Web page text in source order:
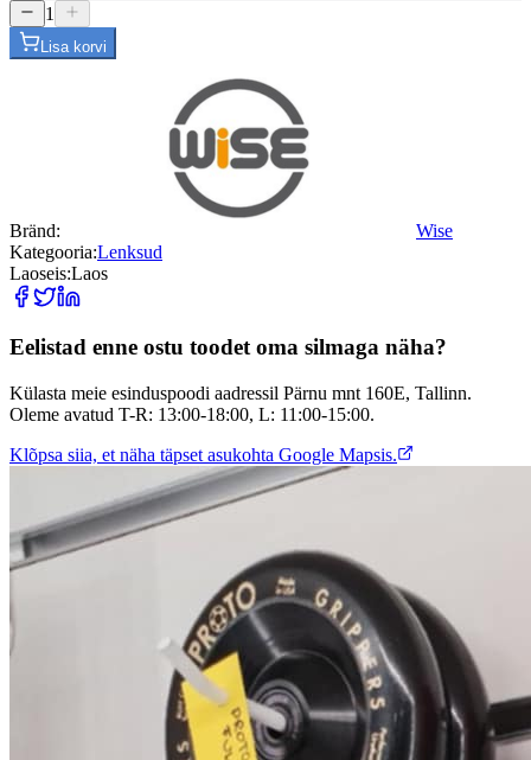
1
Lisa korvi
Bränd:
Wise
Kategooria:Lenksud
Laoseis:Laos
Eelistad enne ostu toodet oma silmaga näha?
Külasta meie esinduspoodi aadressil Pärnu mnt 160E, Tallinn.
Oleme avatud T-R: 13:00-18:00, L: 11:00-15:00.
Klõpsa siia, et näha täpset asukohta Google Mapsis.